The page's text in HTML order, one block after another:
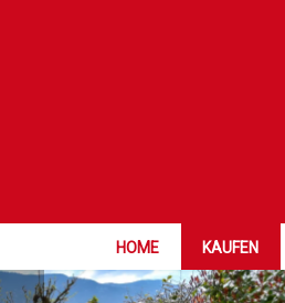
HOME KAUFEN